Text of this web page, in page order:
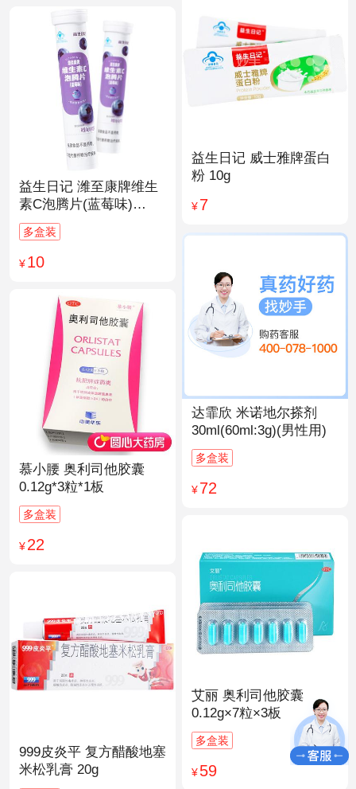
益生日记 威士雅牌蛋白
粉 10g
¥7
益生日记 潍至康牌维生
素C泡腾片(蓝莓味)
4.0g*20片
多盒装
¥10
达霏欣 米诺地尔搽剂
30ml(60ml:3g)(男性用)
多盒装
¥72
慕小腰 奥利司他胶囊
0.12g*3粒*1板
多盒装
¥22
艾丽 奥利司他胶囊
0.12g×7粒×3板
多盒装
¥59
999皮炎平 复方醋酸地塞
米松乳膏 20g